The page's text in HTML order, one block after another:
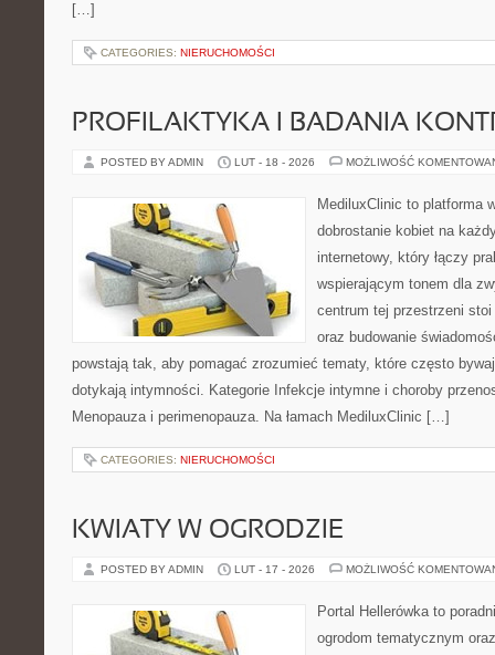
[…]
CATEGORIES: NIERUCHOMOŚCI
PROFILAKTYKA I BADANIA
POSTED BY ADMIN LUT - 18 - 2026 MOŻLIWOŚĆ
MediluxClinic to platforma
dobrostanie kobiet na
internetowy, który łączy
wspierającym tonem dla
centrum tej przestrzeni
oraz budowanie
powstają tak, aby pomagać zrozumieć tematy, które często
dotykają intymności. Kategorie Infekcje intymne i choroby
Menopauza i perimenopauza. Na łamach MediluxClinic […]
CATEGORIES: NIERUCHOMOŚCI
KWIATY W OGRODZIE
POSTED BY ADMIN LUT - 17 - 2026 MOŻLIWOŚĆ
Portal Hellerówka to
ogrodom tematycznym